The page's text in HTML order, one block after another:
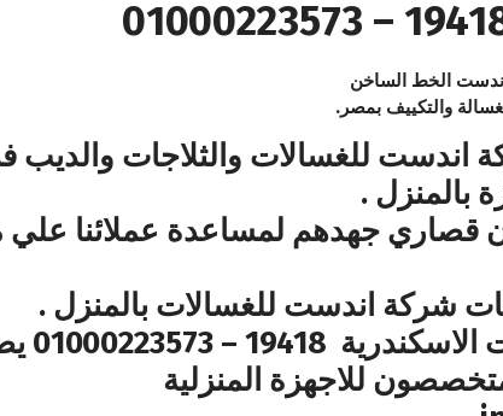
اندست الخط الساخن
والتكييف بمصر.
للغسالات والثلاجات والديب
بالمنزل .
قصاري جهدهم لمساعدة عملائنا علي
شركة اندست للغسالات بالمنزل .
اتصالكم علي رقم
للاجهزة المنزلية